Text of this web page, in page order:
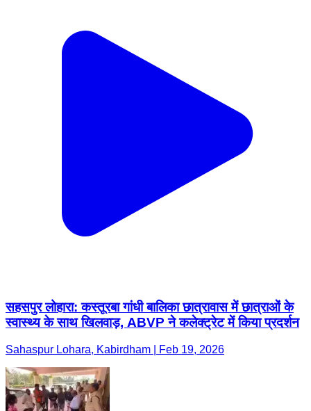
सहसपुर लोहारा: कस्तूरबा गांधी बालिका छात्रावास में छात्राओं के
स्वास्थ्य के साथ खिलवाड़, ABVP ने कलेक्ट्रेट में किया प्रदर्शन
Sahaspur Lohara, Kabirdham | Feb 19, 2026